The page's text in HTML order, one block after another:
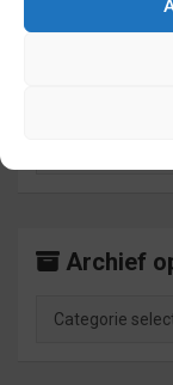
Archief
Archief